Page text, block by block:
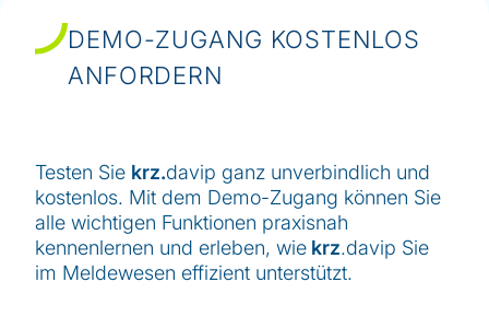
DEMO-ZUGANG KOSTENLOS
ANFORDERN
Testen Sie krz.davip ganz unverbindlich und
kostenlos. Mit dem Demo-Zugang können Sie
alle wichtigen Funktionen praxisnah
kennenlernen und erleben, wie krz.davip Sie
im Meldewesen effizient unterstützt.